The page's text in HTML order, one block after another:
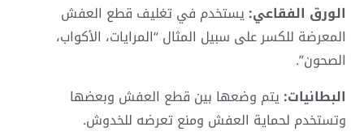
الورق الفقاعي:يستخدم في تغليف قطع العفش
المعرضة للكسر على سبيل المثال “المرايات، الأكواب،
الصحون”.
البطانيات:يتم وضعها بين قطع العفش وبعضها
وتستخدم لحماية العفش ومنع تعرضه للخدوش.